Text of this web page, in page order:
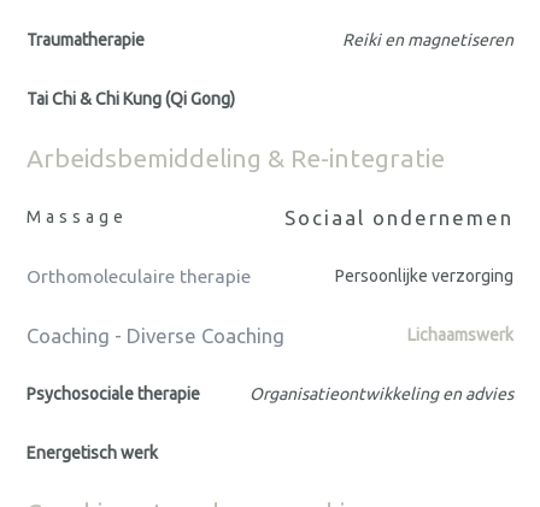
Traumatherapie Reiki en magnetiseren
Tai Chi & Chi Kung (Qi Gong)
Arbeidsbemiddeling & Re-integratie
Massage Sociaal ondernemen
Orthomoleculaire therapie Persoonlijke verzorging
Coaching - Diverse Coaching Lichaamswerk
Psychosociale therapie Organisatieontwikkeling en advies
Energetisch werk